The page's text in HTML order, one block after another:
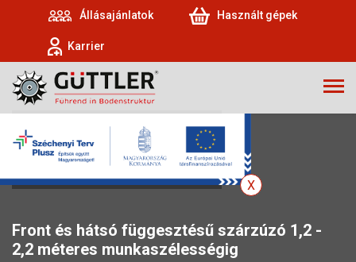
Állásajánlatok Használt gépek
Karrier
MÜTHING MU-W
Front és hátsó függesztésű szárzúzó 1,2 -
2,2 méteres munkaszélességig